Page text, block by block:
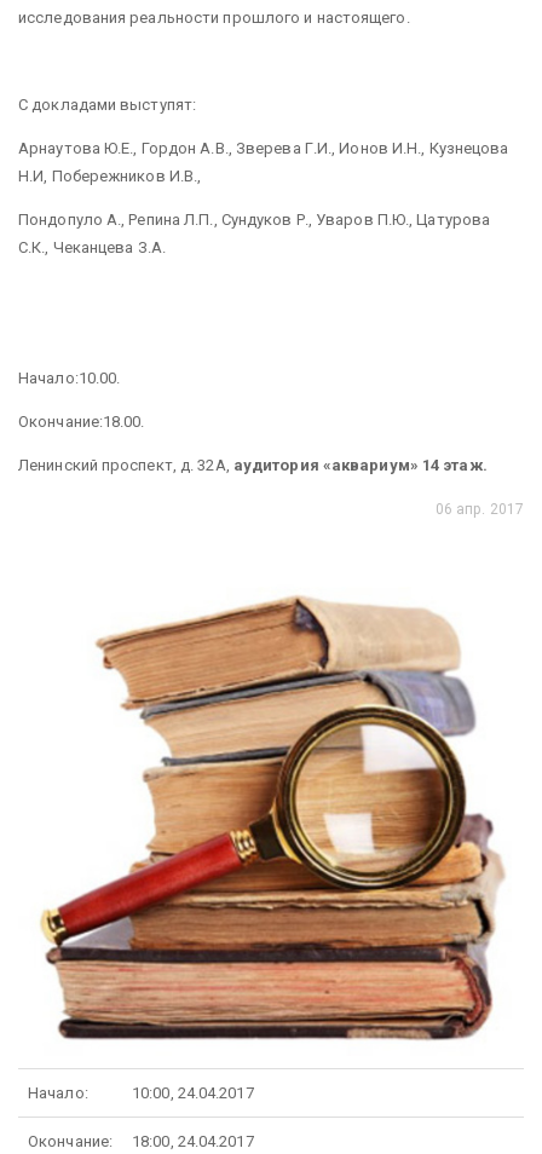
исследования реальности прошлого и настоящего.
С докладами выступят:
Арнаутова Ю.Е., Гордон А.В., Зверева Г.И., Ионов И.Н., Кузнецова
Н.И, Побережников И.В.,
Пондопуло А., Репина Л.П., Сундуков Р., Уваров П.Ю., Цатурова
С.К., Чеканцева З.А.
Начало:10.00.
Окончание:18.00.
Ленинский проспект, д. 32А, аудитория «аквариум» 14 этаж.
06 апр. 2017
Начало: 10:00, 24.04.2017
Окончание: 18:00, 24.04.2017